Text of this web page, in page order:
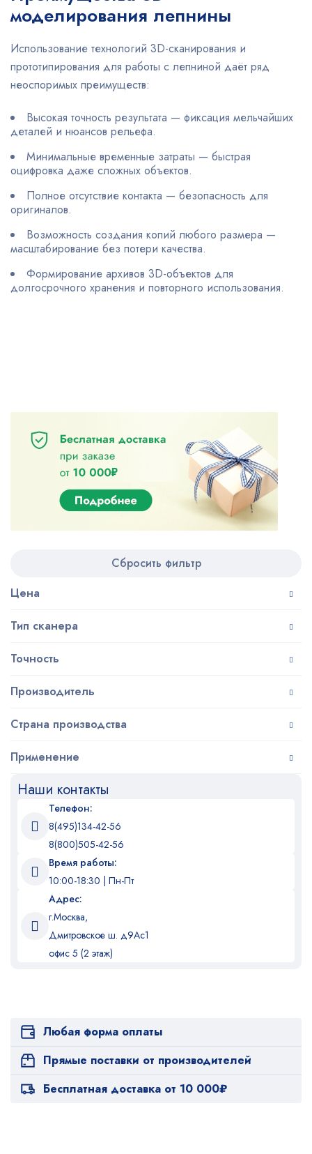
Сбросить фильтр
Цена
Тип сканера
Точность
Производитель
Страна производства
Применение
Наши контакты
Телефон:
8(495)134-42-56
8(800)505-42-56
Время работы:
10:00-18:30 | Пн-Пт
Адрес:
г.Москва,
Дмитровское ш. д9Ас1
офис 5 (2 этаж)
моделирования лепнины
Использование технологий 3D-сканирования и
прототипирования для работы с лепниной даёт ряд
неоспоримых преимуществ:
Высокая точность результата — фиксация мельчайших
деталей и нюансов рельефа.
Минимальные временные затраты — быстрая
оцифровка даже сложных объектов.
Полное отсутствие контакта — безопасность для
оригиналов.
Возможность создания копий любого размера —
масштабирование без потери качества.
Формирование архивов 3D-объектов для
долгосрочного хранения и повторного использования.
Любая форма оплаты
Прямые поставки от производителей
Бесплатная доставка от 10 000₽